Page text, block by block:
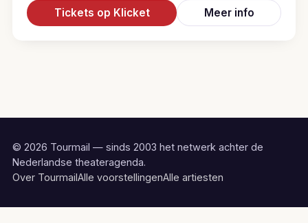
Tickets op Klicket Meer info
© 2026 Tourmail — sinds 2003 het netwerk achter de
Nederlandse theateragenda.
Over TourmailAlle voorstellingenAlle artiesten